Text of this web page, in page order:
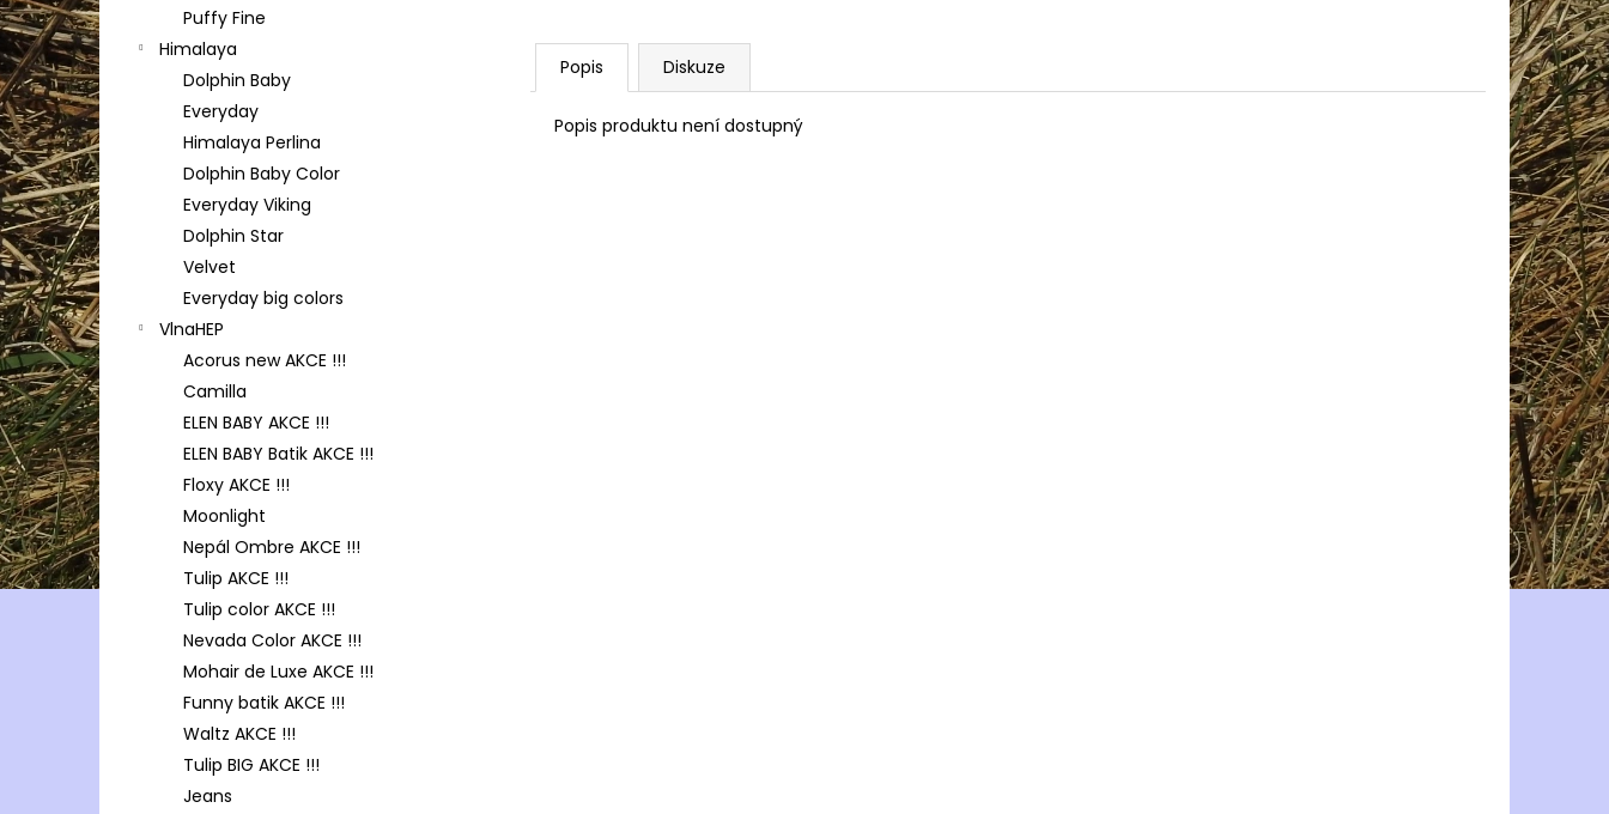
Puffy Fine
Himalaya
Dolphin Baby
Everyday
Himalaya Perlina
Dolphin Baby Color
Everyday Viking
Dolphin Star
Velvet
Everyday big colors
VlnaHEP
Acorus new AKCE !!!
Camilla
ELEN BABY AKCE !!!
ELEN BABY Batik AKCE !!!
Floxy AKCE !!!
Moonlight
Nepál Ombre AKCE !!!
Tulip AKCE !!!
Tulip color AKCE !!!
Nevada Color AKCE !!!
Mohair de Luxe AKCE !!!
Funny batik AKCE !!!
Waltz AKCE !!!
Tulip BIG AKCE !!!
Jeans
Popis Diskuze
Popis produktu není dostupný